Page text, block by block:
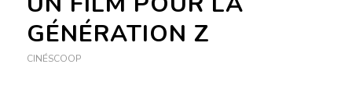
GÉNÉRATION Z
CINÉSCOOP